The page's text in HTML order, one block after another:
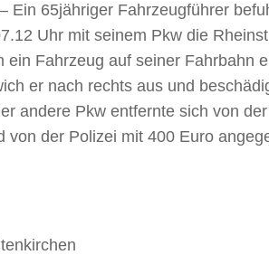
Ein 65jähriger Fahrzeugführer
Uhr mit seinem Pkw die
ein Fahrzeug auf seiner Fahrbahn
er nach rechts aus und
andere Pkw entfernte sich von
von der Polizei mit 400 Euro